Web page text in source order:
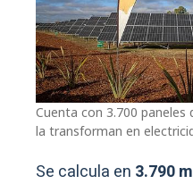
Cuenta con 3.700
la transforman en
Se calcula en 3.790